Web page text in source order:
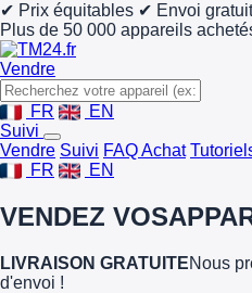
✔ Prix équitables ✔ Envoi gratuit
Plus de 50 000 appareils
Vendre
FR
EN
Suivi
Vendre Suivi FAQ Achat
FR
EN
VENDEZ VOS
LIVRAISON GRATUITENous
d'envoi !